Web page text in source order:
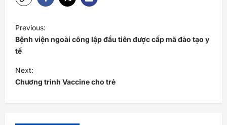
o
s
t
n
a
Previous:
Bệnh viện ngoài công lập đầu tiên được cấp mã đào tạo y
tế
Next:
Chương trình Vaccine cho trẻ